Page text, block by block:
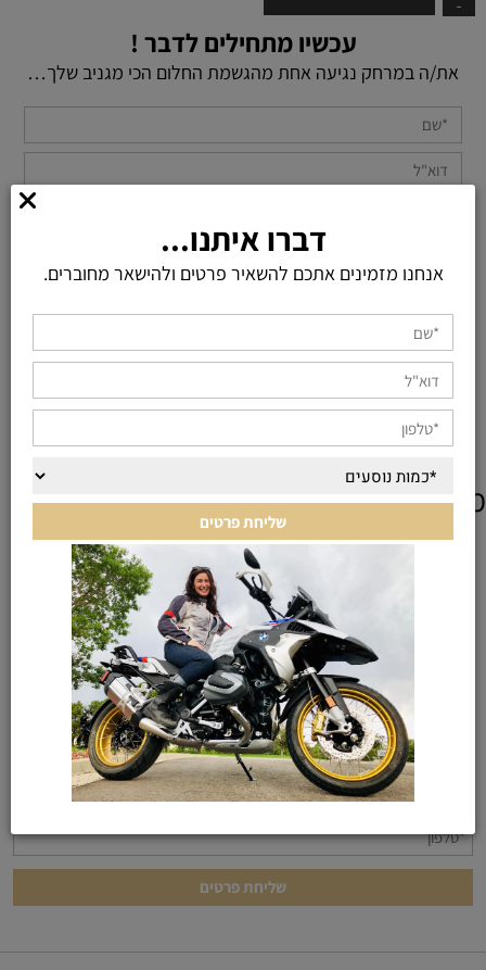
עכשיו מתחילים לדבר !
את/ה במרחק נגיעה אחת מהגשמת החלום הכי מגניב שלך…
מוצרים אחרונים שנצפו
KEEP IN TOUCH
רוצים עוד פרטים? תשלחו לנו הודעה
דברו איתנו...
אנחנו מזמינים אתכם להשאיר פרטים ולהישאר מחוברים.